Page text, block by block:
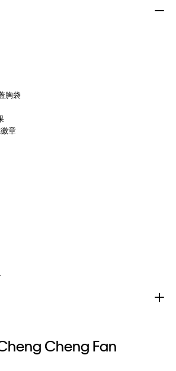
胸袋
章
Cheng Fan